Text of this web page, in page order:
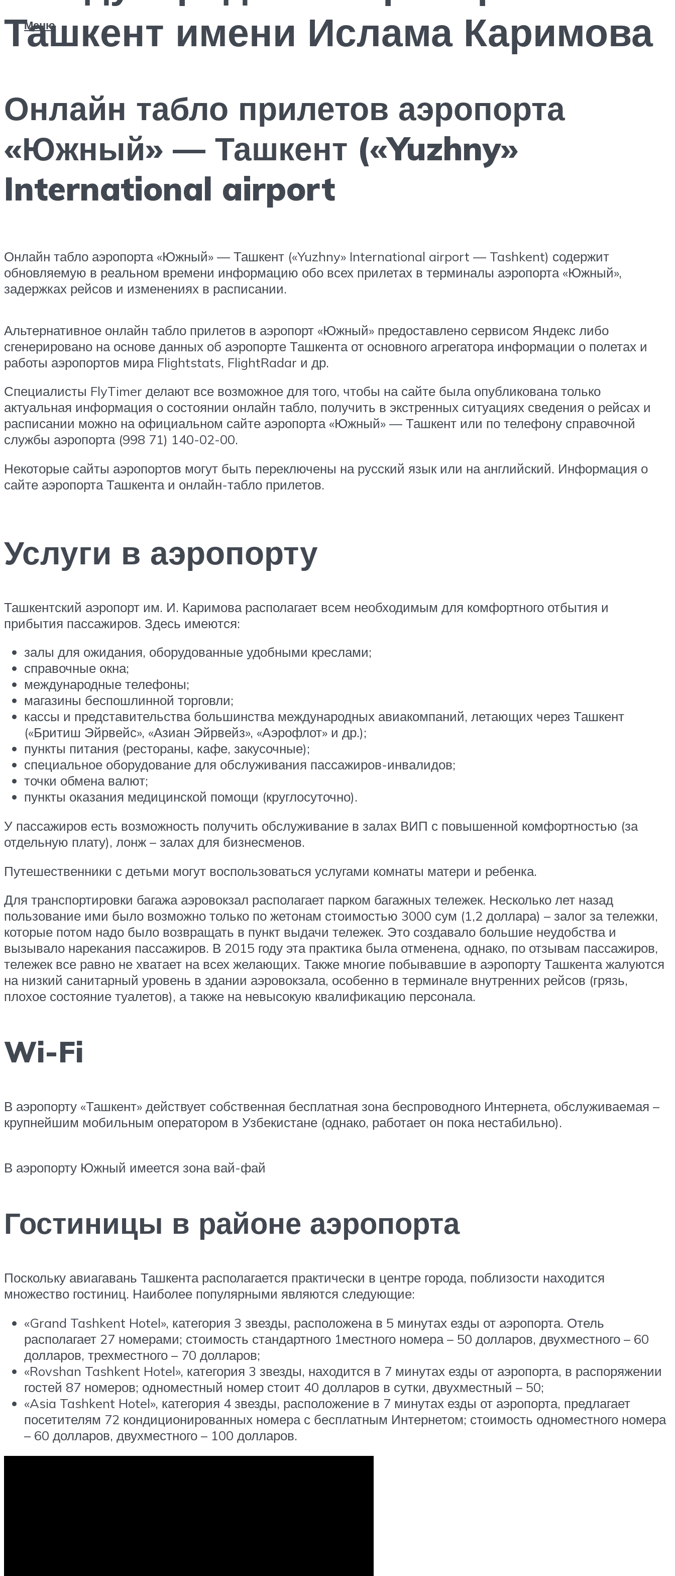
Меню
Ташкент имени Ислама Каримова
Онлайн табло прилетов аэропорта
«Южный» — Ташкент («Yuzhny»
International airport
Онлайн табло аэропорта «Южный» — Ташкент («Yuzhny» International airport — Tashkent) содержит
обновляемую в реальном времени информацию обо всех прилетах в терминалы аэропорта «Южный»,
задержках рейсов и изменениях в расписании.
Альтернативное онлайн табло прилетов в аэропорт «Южный» предоставлено сервисом Яндекс либо
сгенерировано на основе данных об аэропорте Ташкента от основного агрегатора информации о полетах и
работы аэропортов мира Flightstats, FlightRadar и др.
Специалисты FlyTimer делают все возможное для того, чтобы на сайте была опубликована только
актуальная информация о состоянии онлайн табло, получить в экстренных ситуациях сведения о рейсах и
расписании можно на официальном сайте аэропорта «Южный» — Ташкент или по телефону справочной
службы аэропорта (998 71) 140-02-00.
Некоторые сайты аэропортов могут быть переключены на русский язык или на английский. Информация о
сайте аэропорта Ташкента и онлайн-табло прилетов.
Услуги в аэропорту
Ташкентский аэропорт им. И. Каримова располагает всем необходимым для комфортного отбытия и
прибытия пассажиров. Здесь имеются:
залы для ожидания, оборудованные удобными креслами;
справочные окна;
международные телефоны;
магазины беспошлинной торговли;
кассы и представительства большинства международных авиакомпаний, летающих через Ташкент
(«Бритиш Эйрвейс», «Азиан Эйрвейз», «Аэрофлот» и др.);
пункты питания (рестораны, кафе, закусочные);
специальное оборудование для обслуживания пассажиров-инвалидов;
точки обмена валют;
пункты оказания медицинской помощи (круглосуточно).
У пассажиров есть возможность получить обслуживание в залах ВИП с повышенной комфортностью (за
отдельную плату), лонж – залах для бизнесменов.
Путешественники с детьми могут воспользоваться услугами комнаты матери и ребенка.
Для транспортировки багажа аэровокзал располагает парком багажных тележек. Несколько лет назад
пользование ими было возможно только по жетонам стоимостью 3000 сум (1,2 доллара) – залог за тележки,
которые потом надо было возвращать в пункт выдачи тележек. Это создавало большие неудобства и
вызывало нарекания пассажиров. В 2015 году эта практика была отменена, однако, по отзывам пассажиров,
тележек все равно не хватает на всех желающих. Также многие побывавшие в аэропорту Ташкента жалуются
на низкий санитарный уровень в здании аэровокзала, особенно в терминале внутренних рейсов (грязь,
плохое состояние туалетов), а также на невысокую квалификацию персонала.
Wi-Fi
В аэропорту «Ташкент» действует собственная бесплатная зона беспроводного Интернета, обслуживаемая –
крупнейшим мобильным оператором в Узбекистане (однако, работает он пока нестабильно).
В аэропорту Южный имеется зона вай-фай
Гостиницы в районе аэропорта
Поскольку авиагавань Ташкента располагается практически в центре города, поблизости находится
множество гостиниц. Наиболее популярными являются следующие:
«Grand Tashkent Hotel», категория 3 звезды, расположена в 5 минутах езды от аэропорта. Отель
располагает 27 номерами; стоимость стандартного 1местного номера – 50 долларов, двухместного – 60
долларов, трехместного – 70 долларов;
«Rovshan Tashkent Hotel», категория 3 звезды, находится в 7 минутах езды от аэропорта, в распоряжении
гостей 87 номеров; одноместный номер стоит 40 долларов в сутки, двухместный – 50;
«Asia Tashkent Hotel», категория 4 звезды, расположение в 7 минутах езды от аэропорта, предлагает
посетителям 72 кондиционированных номера с бесплатным Интернетом; стоимость одноместного номера
– 60 долларов, двухместного – 100 долларов.